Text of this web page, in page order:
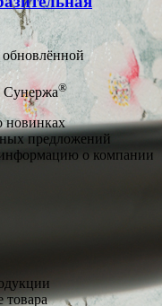
Сунержа®
новинках
предложений
о компании
товара